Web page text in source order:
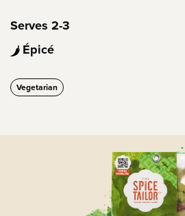
Serves 2-3
Épicé
Vegetarian